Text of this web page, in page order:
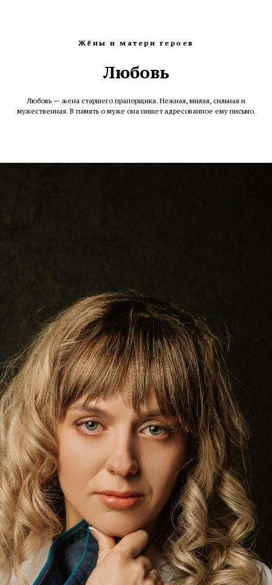
Жёны и матери героев
Любовь
Любовь — жена старшего прапорщика. Нежная, милая, сильная и
мужественная. В память о муже она пишет адресованное ему письмо.